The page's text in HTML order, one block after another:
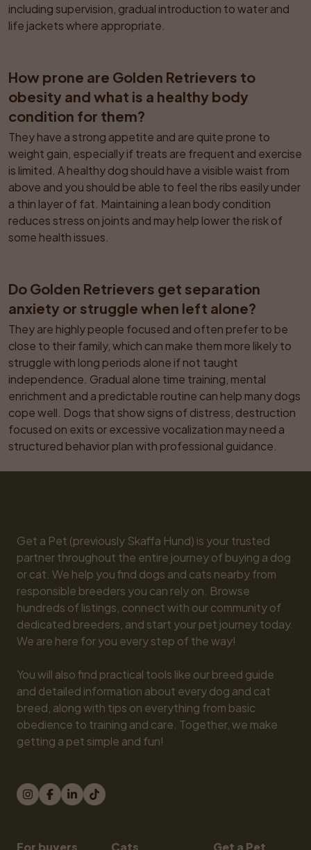
including supervision, gradual introduction to water and
life jackets where appropriate.
How prone are Golden Retrievers to
obesity and what is a healthy body
condition for them?
They have a strong appetite and are quite prone to
weight gain, especially if treats are frequent and exercise
is limited. A healthy dog should have a visible waist from
above and you should be able to feel the ribs easily under
a thin layer of fat. Maintaining a lean body condition
reduces stress on joints and may help lower the risk of
some health issues.
Do Golden Retrievers get separation
anxiety or struggle when left alone?
They are highly people focused and often prefer to be
close to their family, which can make them more likely to
struggle with long periods alone if not taught
independence. Gradual alone time training, mental
enrichment and a predictable routine can help many dogs
cope well. Dogs that show signs of distress, destruction
focused on exits or excessive vocalization may need a
structured behavior plan with professional guidance.
Get a Pet (previously Skaffa Hund) is your trusted
partner throughout the entire journey of buying a dog
or cat. We help you find dogs and cats nearby from
responsible breeders you can rely on. Browse
hundreds of listings, connect with our community of
dedicated breeders, and start your pet journey today.
We are here for you every step of the way!
You will also find practical tools like our breed guide
and detailed information about every dog and cat
breed, along with tips on everything from basic
obedience to training and care. Together, we make
getting a pet simple and fun!
For buyers Cats Get a Pet